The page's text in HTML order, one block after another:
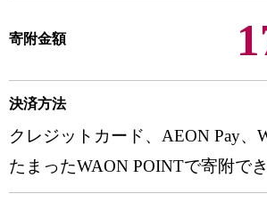
寄附金額
決済方法
クレジットカード、AEON Pay、
たまったWAON POINTで寄附でき